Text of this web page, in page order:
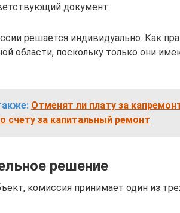
документ.
решается индивидуально. Как
области, поскольку только они
Отменят ли плату за
счету за капитальный ремонт
решение
комиссия принимает один из